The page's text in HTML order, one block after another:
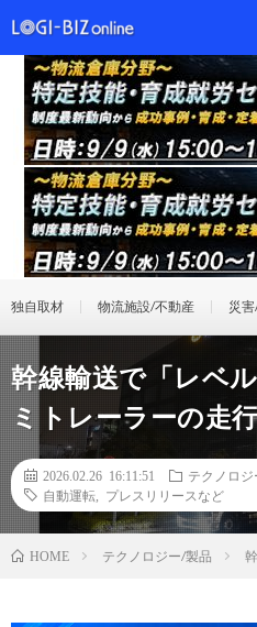
独自取材 物流施設/不動産 災
幹線輸送で「レベ
ミトレーラーの走
2026.02.26 16:11:51
テクノロジ
自動運転
プレスリリースなど
HOME テクノロジー/製品